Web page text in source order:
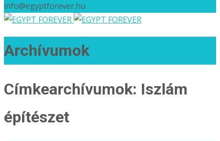
info@egyptforever.hu
Archívumok
Címkearchívumok: Iszlám
építészet